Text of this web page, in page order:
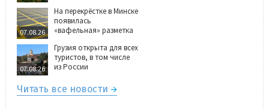
07.08.26
На перекрёстке в Минске
появилась
«вафельная» разметка
07.08.26
Грузия открыта для всех
туристов, в том числе
из России
Читать все новости